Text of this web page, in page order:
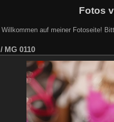
Fotos
Willkommen auf meiner Fotoseite!
/ MG 0110